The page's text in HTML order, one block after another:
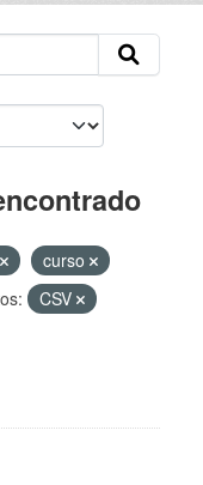
curso
CSV